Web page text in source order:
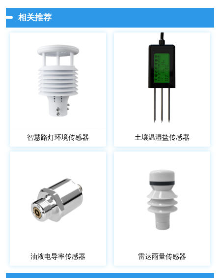
相关推荐
智慧路灯环境传感器 土壤温湿盐传感器
油液电导率传感器 雷达雨量传感器